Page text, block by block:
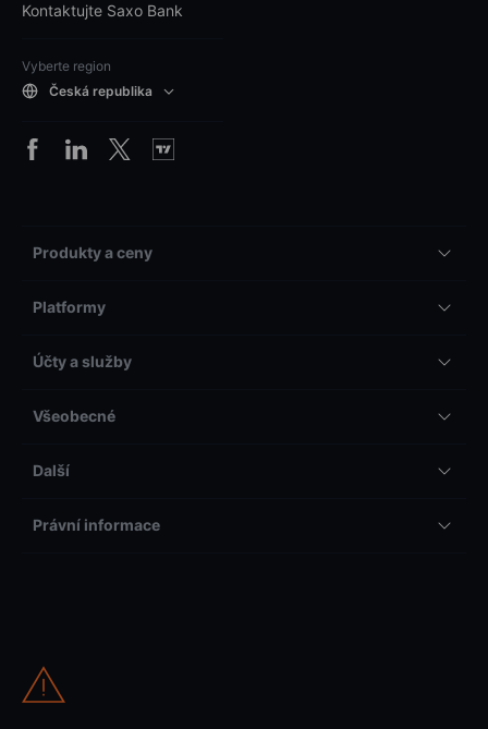
Kontaktujte Saxo Bank
Vyberte region
Česká republika
Produkty a ceny
Platformy
Účty a služby
Všeobecné
Další
Právní informace